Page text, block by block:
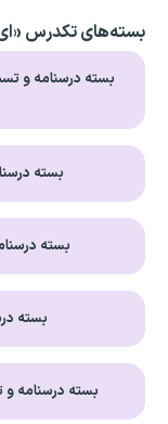
بسته‌های تکدرس
بسته درسنامه و
بسته
بسته
بسته
بسته درسنامه